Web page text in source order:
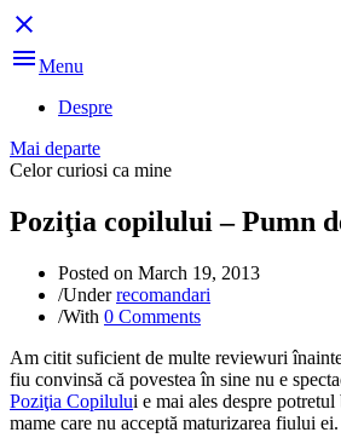
Skip
content
Menu
Despre
Mai departe
Celor curiosi ca mine
Poziţia copilului – Pumn
Posted on March 19, 2013
/Underrecomandari
/With 0 Comments
Am citit suficient de multe reviewuri
fiu convinsă că povestea în sine nu e
Poziţia Copilului e mai ales despre
mame care nu acceptă maturizarea fiului ei.